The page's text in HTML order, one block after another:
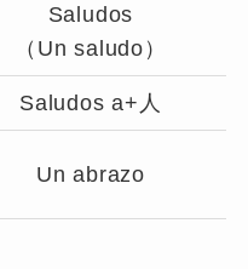
Saludos
（Un saludo）
Saludos a+人
Un abrazo